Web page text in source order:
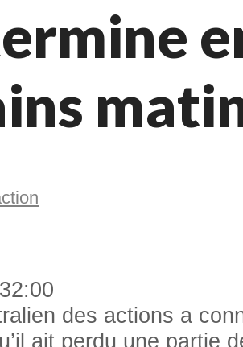
des actions a
ait perdu une partie